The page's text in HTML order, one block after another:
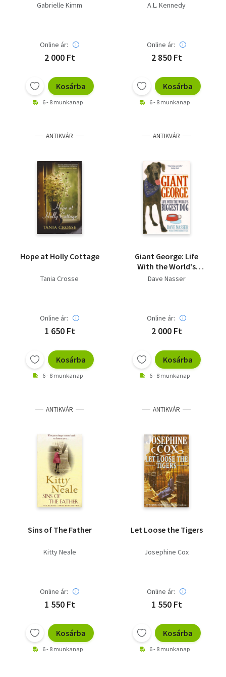
Történelem
Egyéb
Gabrielle Kimm
Online ár:
2 000 Ft
Kosárba
6 - 8 munkanap
A.L. Kennedy
Online ár:
2 850 Ft
Kosárba
6 - 8 munkanap
ANTIKVÁR
Hope at Holly Cottage
Tania Crosse
Online ár:
1 650 Ft
Kosárba
6 - 8 munkanap
ANTIKVÁR
Giant George: Life
With the World's
Biggest Dog
Dave Nasser
Online ár:
2 000 Ft
Kosárba
6 - 8 munkanap
ANTIKVÁR
Sins of The Father
Kitty Neale
Online ár:
1 550 Ft
Kosárba
6 - 8 munkanap
ANTIKVÁR
Let Loose the Tigers
Josephine Cox
Online ár:
1 550 Ft
Kosárba
6 - 8 munkanap